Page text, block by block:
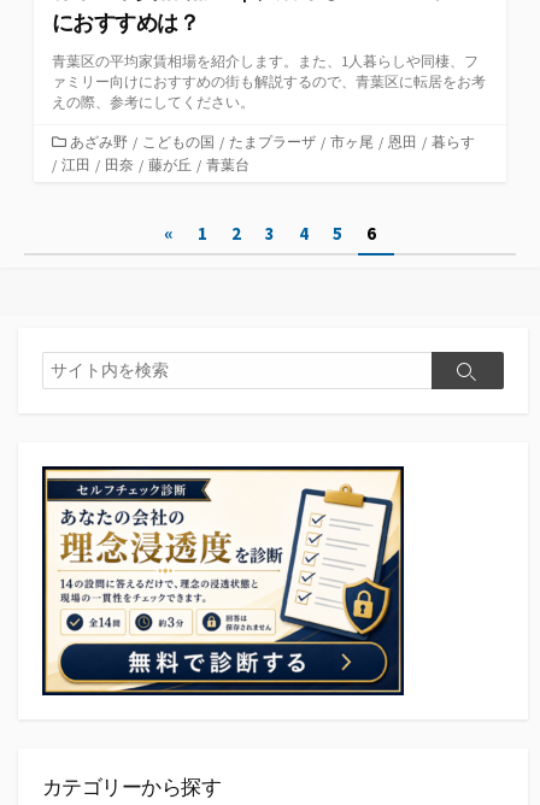
におすすめは？
青葉区の平均家賃相場を紹介します。また、1人暮らしや同棲、フ
ァミリー向けにおすすめの街も解説するので、青葉区に転居をお考
えの際、参考にしてください。
カ
テ
あざみ野 / こどもの国 / たまプラーザ / 市ヶ尾 / 恩田 / 暮らす
/ 江田 / 田奈 / 藤が丘 / 青葉台
ビ
ゲ
シ
« 1 2 3 4 5 6
検
索
検
カテゴリーから探す